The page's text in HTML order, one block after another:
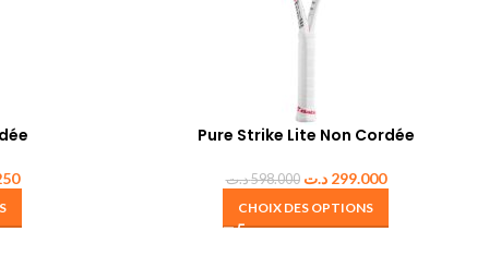
Pure Strike Lite Non Cordée
598.000د.ت 299.000 د.ت
CHOIX DES OPTIONS